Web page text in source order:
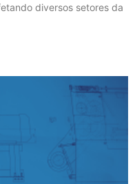
diversos setores da